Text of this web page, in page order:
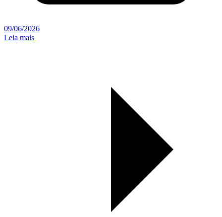
09/06/2026
Leia mais